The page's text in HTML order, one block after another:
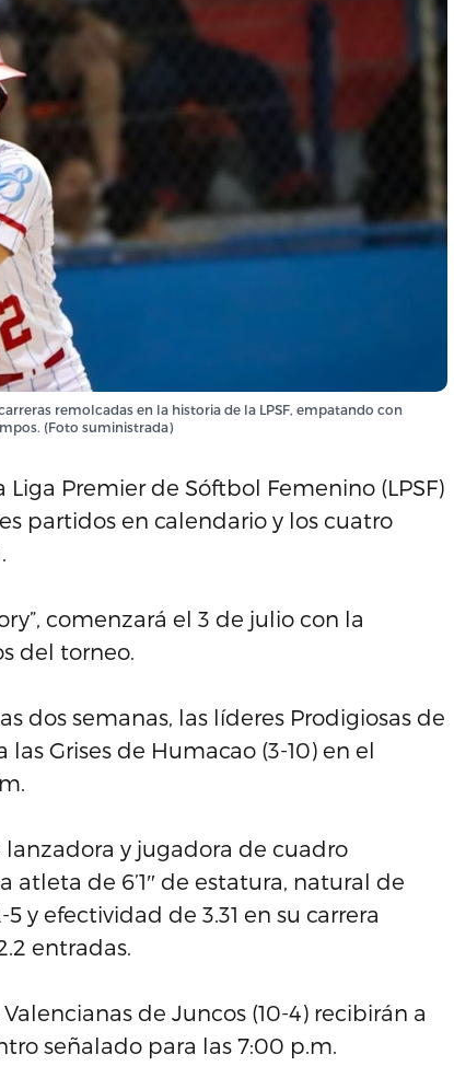
remolcadas en la historia de la LPSF, empatando con
(Foto suministrada)
Premier de Sóftbol Femenino (LPSF)
partidos en calendario y los cuatro
comenzará el 3 de julio con la
del torneo.
dos semanas, las líderes Prodigiosas de
Grises de Humacao (3-10) en el
lanzadora y jugadora de cuadro
de 6’1″ de estatura, natural de
y efectividad de 3.31 en su carrera
entradas.
de Juncos (10-4) recibirán a
señalado para las 7:00 p.m.